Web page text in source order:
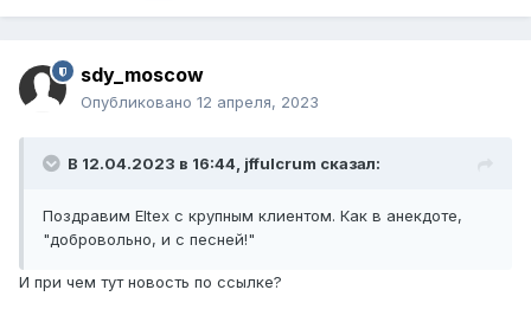
sdy_moscow
Опубликовано 12 апреля, 2023
В 12.04.2023 в 16:44, jffulcrum сказал:
Поздравим Eltex с крупным клиентом. Как в анекдоте,
"добровольно, и с песней!"
И при чем тут новость по ссылке?